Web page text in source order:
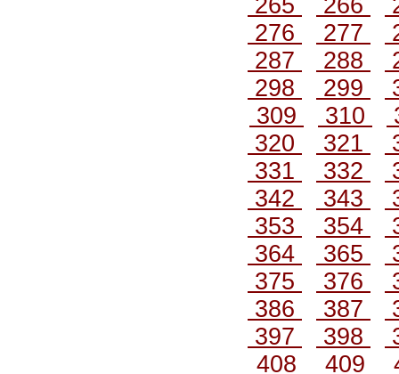
265
266
276
277
287
288
298
299
309
310
320
321
331
332
342
343
353
354
364
365
375
376
386
387
397
398
408
409